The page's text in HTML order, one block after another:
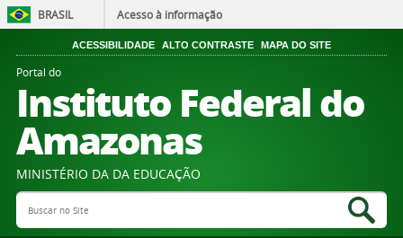
BRASIL Acesso à informação
ACESSIBILIDADE ALTO CONTRASTE MAPA DO SITE
Portal do
Instituto Federal do
Amazonas
MINISTÉRIO DA DA EDUCAÇÃO
Search Site